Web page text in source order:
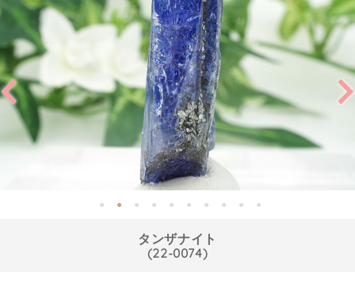
タンザナイト
(22-0074)